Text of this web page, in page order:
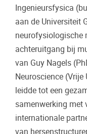
Ingenieursfysica
aan de Universiteit
neurofysiologische
achteruitgang bij
van Guy Nagels
Neuroscience
leidde tot een
samenwerking met
internationale
van